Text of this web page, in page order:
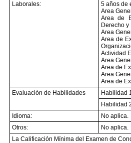
Laborales:
5 años de
Area
Area de
Derecho
Area
Area de
Actividad
Area
Area de
Area
Area de
Evaluación de Habilidades
Habilidad
Habilidad
Idioma:
No aplica.
Otros:
No aplica.
La Calificación Mínima del Examen de